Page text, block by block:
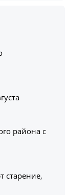
района с
старение,